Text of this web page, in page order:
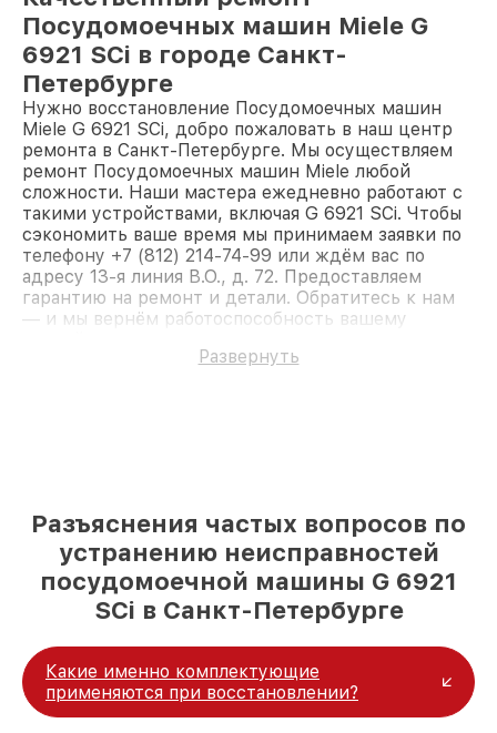
Посудомоечных машин Miele G
6921 SCi в городе Санкт-
Петербурге
Нужно восстановление Посудомоечных машин
Miele G 6921 SCi, добро пожаловать в наш центр
ремонта в Санкт-Петербурге. Мы осуществляем
ремонт Посудомоечных машин Miele любой
сложности. Наши мастера ежедневно работают с
такими устройствами, включая G 6921 SCi. Чтобы
сэкономить ваше время мы принимаем заявки по
телефону +7 (812) 214-74-99 или ждём вас по
адресу 13-я линия В.О., д. 72. Предоставляем
гарантию на ремонт и детали. Обратитесь к нам
— и мы вернём работоспособность вашему
Развернуть
Разъяснения частых вопросов по
устранению неисправностей
посудомоечной машины G 6921
SCi в Санкт-Петербурге
Какие именно комплектующие
применяются при восстановлении?